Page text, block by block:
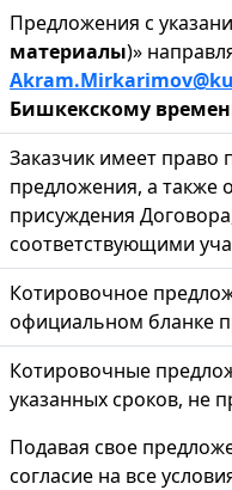
Предложения с
материалы)»
Akram.Mirkarimov
Бишкекскому
Заказчик имеет право
предложения, а также
присуждения
соответствующими
Котировочное
официальном бланке
Котировочные
указанных сроков, не
Подавая свое
согласие на все